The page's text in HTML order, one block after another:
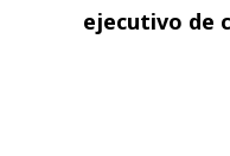
ejecutivo de